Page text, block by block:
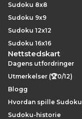
Sudoku 8x8
Sudoku 9x9
Sudoku 12x12
Sudoku 16x16
Nettstedskart
Dagens utfordringer
Utmerkelser (🏆0/12)
Blogg
Hvordan spille Sudoku
Sudoku-historie